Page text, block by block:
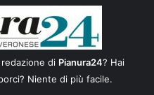
di Pianura24? Hai
Niente di più facile.